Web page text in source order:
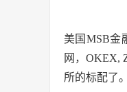
美国MSB金
网，OKEX,
所的标配了。